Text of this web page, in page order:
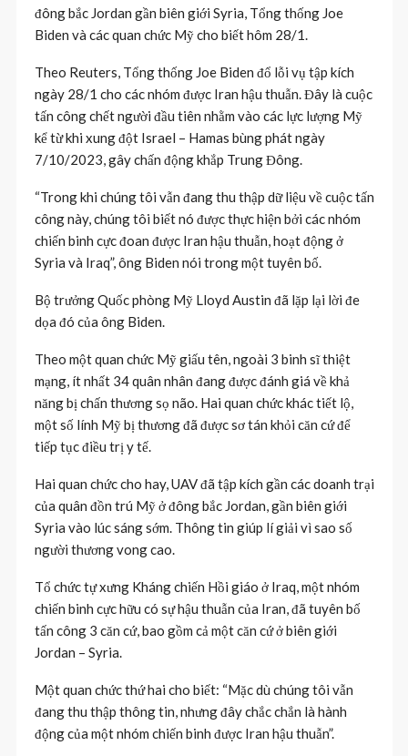
đông bắc Jordan gần biên giới Syria, Tổng thống Joe
Biden và các quan chức Mỹ cho biết hôm 28/1.
Theo Reuters, Tổng thống Joe Biden đổ lỗi vụ tập kích
ngày 28/1 cho các nhóm được Iran hậu thuẫn. Đây là cuộc
tấn công chết người đầu tiên nhằm vào các lực lượng Mỹ
kể từ khi xung đột Israel – Hamas bùng phát ngày
7/10/2023, gây chấn động khắp Trung Đông.
“Trong khi chúng tôi vẫn đang thu thập dữ liệu về cuộc tấn
công này, chúng tôi biết nó được thực hiện bởi các nhóm
chiến binh cực đoan được Iran hậu thuẫn, hoạt động ở
Syria và Iraq”, ông Biden nói trong một tuyên bố.
Bộ trưởng Quốc phòng Mỹ Lloyd Austin đã lặp lại lời đe
dọa đó của ông Biden.
Theo một quan chức Mỹ giấu tên, ngoài 3 binh sĩ thiệt
mạng, ít nhất 34 quân nhân đang được đánh giá về khả
năng bị chấn thương sọ não. Hai quan chức khác tiết lộ,
một số lính Mỹ bị thương đã được sơ tán khỏi căn cứ để
tiếp tục điều trị y tế.
Hai quan chức cho hay, UAV đã tập kích gần các doanh trại
của quân đồn trú Mỹ ở đông bắc Jordan, gần biên giới
Syria vào lúc sáng sớm. Thông tin giúp lí giải vì sao số
người thương vong cao.
Tổ chức tự xưng Kháng chiến Hồi giáo ở Iraq, một nhóm
chiến binh cực hữu có sự hậu thuẫn của Iran, đã tuyên bố
tấn công 3 căn cứ, bao gồm cả một căn cứ ở biên giới
Jordan – Syria.
Một quan chức thứ hai cho biết: “Mặc dù chúng tôi vẫn
đang thu thập thông tin, nhưng đây chắc chắn là hành
động của một nhóm chiến binh được Iran hậu thuẫn”.